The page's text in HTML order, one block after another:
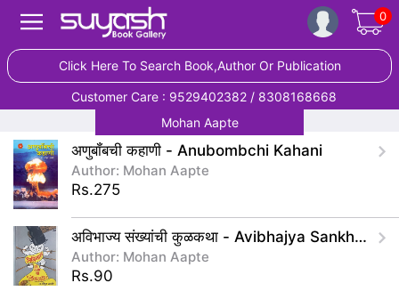
0
Click Here To Search Book,Author Or Publication
Customer Care : 9529402382 / 8308168668
Mohan Aapte
अणुबॉंबची कहाणी - Anubombchi Kahani
Author: Mohan Aapte
Rs.275
अविभाज्य संख्यांची कुळकथा - Avibhajya Sankhyanchi Kulkatha
Author: Mohan Aapte
Rs.90